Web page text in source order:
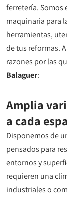
ferretería. Somos
maquinaria para
herramientas,
de tus reformas.
razones por las
Balaguer:
Amplia
a cada
Disponemos de
pensados para
entornos y
requieren una
industriales o